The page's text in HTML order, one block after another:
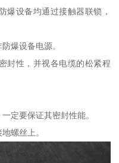
爆设备均通过接触器联锁，
爆设备电源。
封性，并视各电缆的松紧程
定要保证其密封性能。
螺丝上。